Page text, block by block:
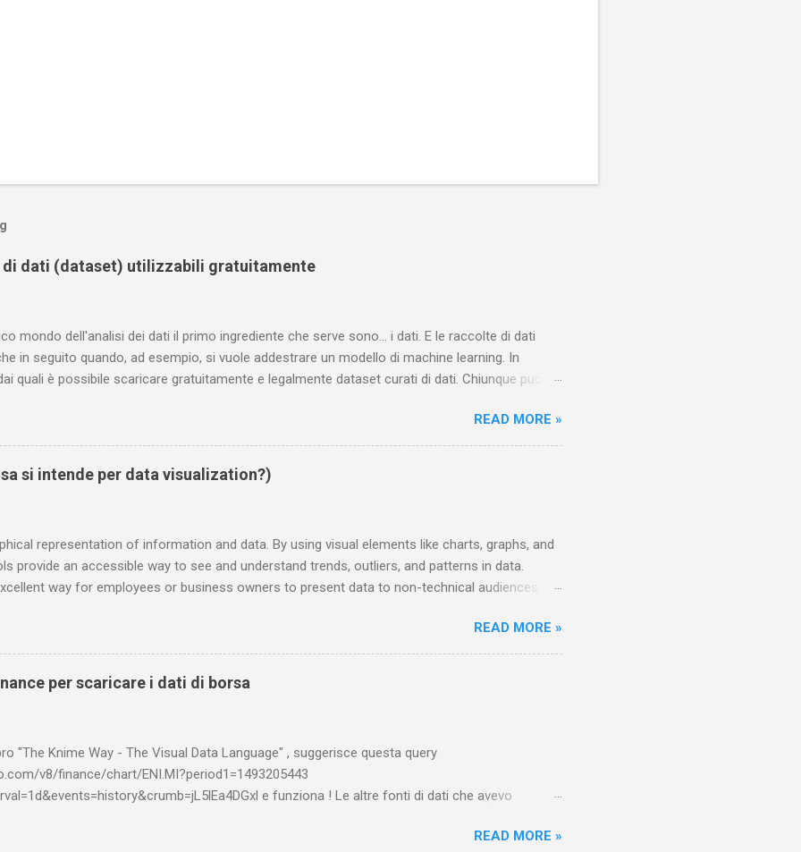
di dati (dataset) utilizzabili gratuitamente
mondo dell'analisi dei dati il primo ingrediente che serve sono... i dati. E le raccolte di dati
in seguito quando, ad esempio, si vuole addestrare un modello di machine learning. In
quali è possibile scaricare gratuitamente e legalmente dataset curati di dati. Chiunque può
del calcio e del football americano ; le trovi sulla loro pagina github . Tra i data set dedicati al
troviamo quelli relativi al campionato spagnolo (La Liga) 2015/16, a EURO femminile 2022,
( "ogni tocco, ogni passaggio, ogni dribbling" ), alle stagioni 2018/19, 2019/20,
Femminile inglese, oltre a una raccolta dedicata alla storia (più o meno) del calcio, ecc. A...
READ MORE »
si intende per data visualization?)
representation of information and data. By using visual elements like charts, graphs, and
provide an accessible way to see and understand trends, outliers, and patterns in data.
way for employees or business owners to present data to non-technical audiences
make data-driven decisions. ( https://www.tableau.com/learn/articles/data-visualization ) Data
translating information into a visual context, such as a map or graph, to make data easier
and pull insights from. The main goal of data visualization is to make it easier to identify
in large data sets. The term is often used interchangeably with others, including information
READ MORE »
per scaricare i dati di borsa
"The Knime Way - The Visual Data Language" , suggerisce questa query
v8/finance/chart/ENI.MI?period1=1493205443
e funziona ! Le altre fonti di dati che avevo
lo storico dei dati di borsa da Yahoo Finance. Una scelta comprensibile, dettataREAD MORE »